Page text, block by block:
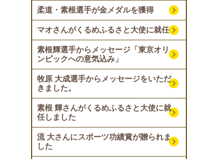
柔道・素根選手が金メダルを獲得
マオさんがくるめふるさと大使に就任
素根輝選手からメッセージ「東京オリ
ンピックへの意気込み」
牧原 大成選手からメッセージをいただ
きました。
素根 輝さんがくるめふるさと大使に就
任しました
流 大さんにスポーツ功績賞が贈られま
した